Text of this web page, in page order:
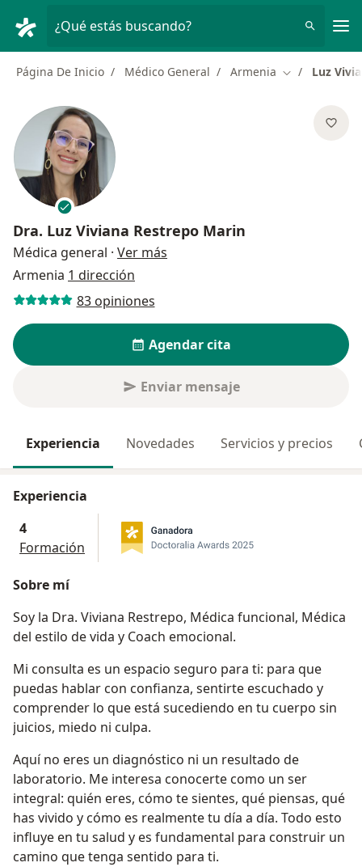
¿Qué estás buscando?
Página De Inicio Médico General Armenia Cambiar de
Luz
Dra. Luz Viviana Restrepo Marin
Médica general · Ver más
Armenia 1 dirección
83 opiniones
Agendar cita
Enviar mensaje
Experiencia Novedades Servicios y precios
Experiencia
4
Formación
Sobre mí
Soy la Dra. Viviana Restrepo, Médica funcional, Médica
del estilo de vida y Coach emocional.
Mi consulta es un espacio seguro para ti: para que
puedas hablar con confianza, sentirte escuchado y
comprender lo que está sucediendo en tu cuerpo sin
juicios, miedo ni culpa.
Aquí no eres un diagnóstico ni un resultado de
laboratorio. Me interesa conocerte como un ser
integral: quién eres, cómo te sientes, qué piensas, qué
has vivido y cómo es realmente tu día a día. Todo esto
influye en tu salud y es fundamental para construir un
camino que tenga sentido para ti.